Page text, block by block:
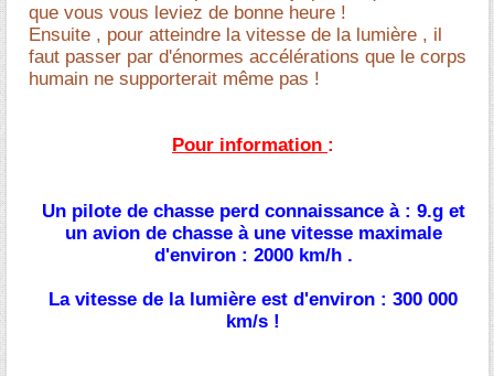
que vous vous leviez de bonne heure !
Ensuite , pour atteindre la vitesse de la lumière , il
faut passer par d'énormes accélérations que le corps
humain ne supporterait même pas !
Pour information :
Un pilote de chasse perd connaissance à : 9.g et
un avion de chasse à une vitesse maximale
d'environ : 2000 km/h .
La vitesse de la lumière est d'environ : 300 000
km/s !